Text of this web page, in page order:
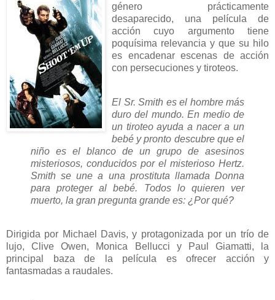
género prácticamente
desaparecido, una película de
acción cuyo argumento tiene
poquísima relevancia y que su hilo
es encadenar escenas de acción
con persecuciones y tiroteos.
El Sr. Smith es el hombre más
duro del mundo. En medio de
un tiroteo ayuda a nacer a un
bebé y pronto descubre que el
niño es el blanco de un grupo de asesinos
misteriosos, conducidos por el misterioso Hertz.
Smith se une a una prostituta llamada Donna
para proteger al bebé. Todos lo quieren ver
muerto, la gran pregunta grande es: ¿Por qué?
Dirigida por Michael Davis, y protagonizada por un trío de
lujo, Clive Owen, Monica Bellucci y Paul Giamatti, la
principal baza de la película es ofrecer acción y
fantasmadas a raudales.